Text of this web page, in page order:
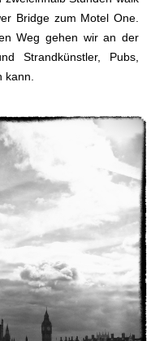
Bridge zum Motel One.
Weg gehen wir an der
Strandkünstler, Pubs,